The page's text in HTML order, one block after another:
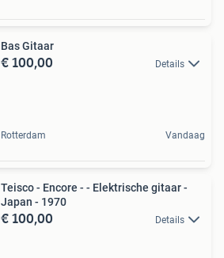
Bas Gitaar
€ 100,00 Details
Rotterdam Vandaag
Teisco - Encore - - Elektrische gitaar -
Japan - 1970
€ 100,00 Details